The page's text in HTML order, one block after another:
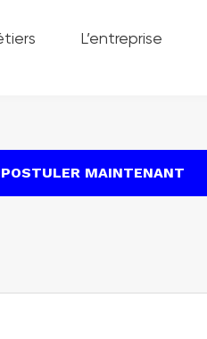
L’entreprise
POSTULER MAINTENANT